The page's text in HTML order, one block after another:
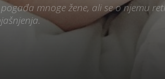
mnoge žene, ali se o njemu